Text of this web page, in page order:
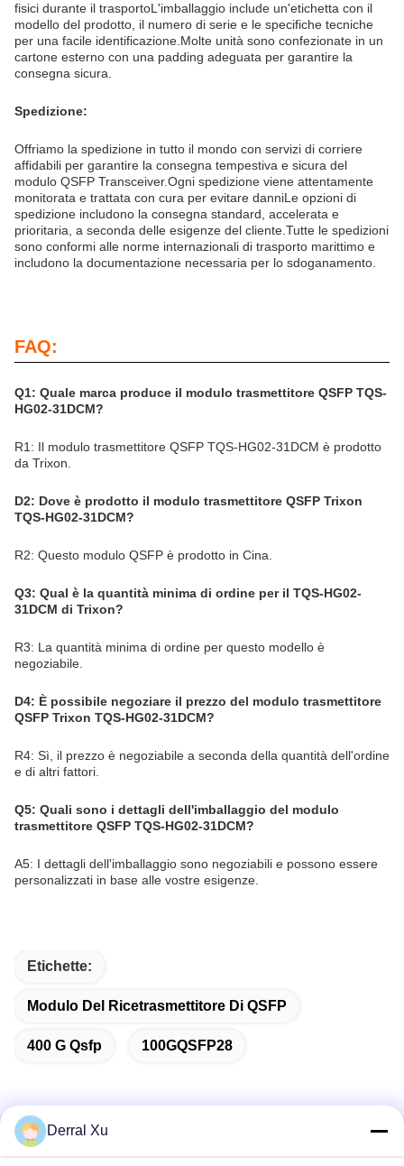
fisici durante il trasportoL'imballaggio include un'etichetta con il
modello del prodotto, il numero di serie e le specifiche tecniche
per una facile identificazione.Molte unità sono confezionate in un
cartone esterno con una padding adeguata per garantire la
consegna sicura.
Spedizione:
Offriamo la spedizione in tutto il mondo con servizi di corriere
affidabili per garantire la consegna tempestiva e sicura del
modulo QSFP Transceiver.Ogni spedizione viene attentamente
monitorata e trattata con cura per evitare danniLe opzioni di
spedizione includono la consegna standard, accelerata e
prioritaria, a seconda delle esigenze del cliente.Tutte le spedizioni
sono conformi alle norme internazionali di trasporto marittimo e
includono la documentazione necessaria per lo sdoganamento.
FAQ:
Q1: Quale marca produce il modulo trasmettitore QSFP TQS-
HG02-31DCM?
R1: Il modulo trasmettitore QSFP TQS-HG02-31DCM è prodotto
da Trixon.
D2: Dove è prodotto il modulo trasmettitore QSFP Trixon
TQS-HG02-31DCM?
R2: Questo modulo QSFP è prodotto in Cina.
Q3: Qual è la quantità minima di ordine per il TQS-HG02-
31DCM di Trixon?
R3: La quantità minima di ordine per questo modello è
negoziabile.
D4: È possibile negoziare il prezzo del modulo trasmettitore
QSFP Trixon TQS-HG02-31DCM?
R4: Sì, il prezzo è negoziabile a seconda della quantità dell'ordine
e di altri fattori.
Q5: Quali sono i dettagli dell'imballaggio del modulo
trasmettitore QSFP TQS-HG02-31DCM?
A5: I dettagli dell'imballaggio sono negoziabili e possono essere
personalizzati in base alle vostre esigenze.
Etichette:
Modulo Del Ricetrasmettitore Di QSFP
400 G Qsfp 100GQSFP28
Contatto rapido
Derral Xu